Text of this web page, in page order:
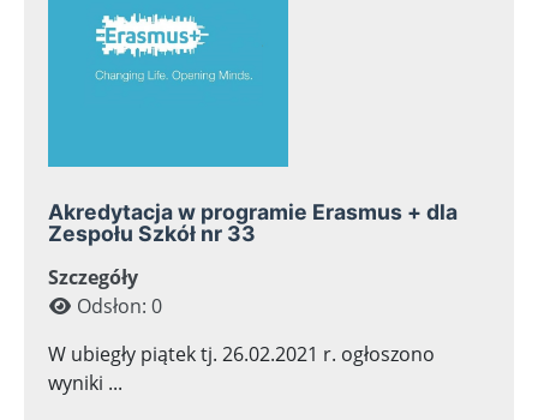
Akredytacja w programie Erasmus + dla
Zespołu Szkół nr 33
Szczegóły
Odsłon: 0
W ubiegły piątek tj. 26.02.2021 r. ogłoszono
wyniki ...